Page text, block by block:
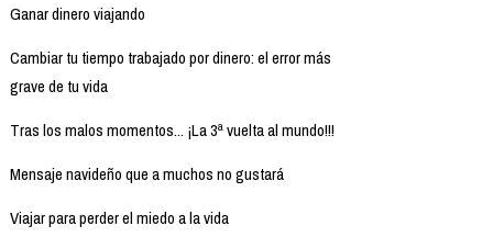
Ganar dinero viajando
Cambiar tu tiempo trabajado por dinero: el error más
grave de tu vida
Tras los malos momentos... ¡La 3ª vuelta al mundo!!!
Mensaje navideño que a muchos no gustará
Viajar para perder el miedo a la vida